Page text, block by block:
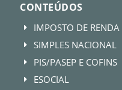
CONTEÚDOS
E IMPOSTO DE RENDA
E SIMPLES NACIONAL
E PIS/PASEP E COFINS
E ESOCIAL